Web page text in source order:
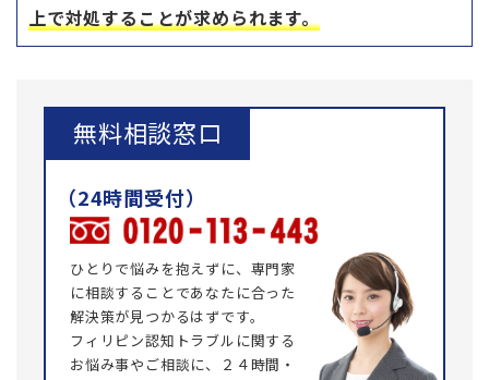
上で対処することが求められます。
無料相談窓口
ひとりで悩みを抱えずに、専門家
に相談することであなたに合った
解決策が見つかるはずです。
フィリピン認知トラブルに関する
お悩み事やご相談に、２４時間・